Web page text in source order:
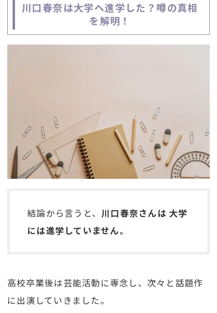
川口春奈は大学へ進学した？噂の真相
を解明！
結論から言うと、 川口春奈さんは 大学
には進学していません。
高校卒業後は芸能活動に専念し、次々と話題作
に出演していきました。